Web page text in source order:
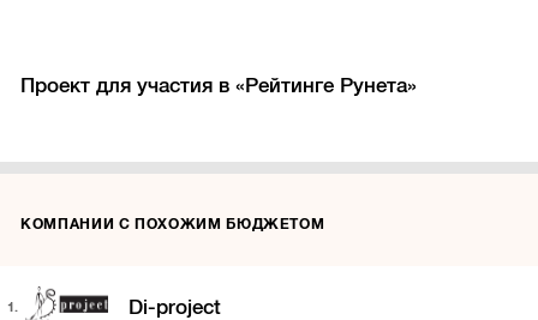
Проект для участия в «Рейтинге Рунета»
КОМПАНИИ С ПОХОЖИМ БЮДЖЕТОМ
1. Di-project